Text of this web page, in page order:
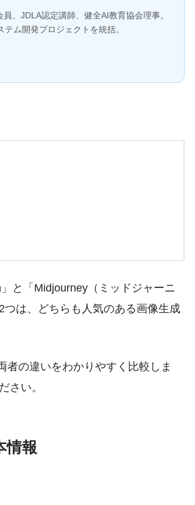
、JDLA認定講師、健全AI教育協会理事。
ム開発プロジェクトを統括。
と「Midjourney（ミッドジャーニ
は、どちらも人気のある画像生成
者の違いをわかりやすく比較しま
さい。
情報